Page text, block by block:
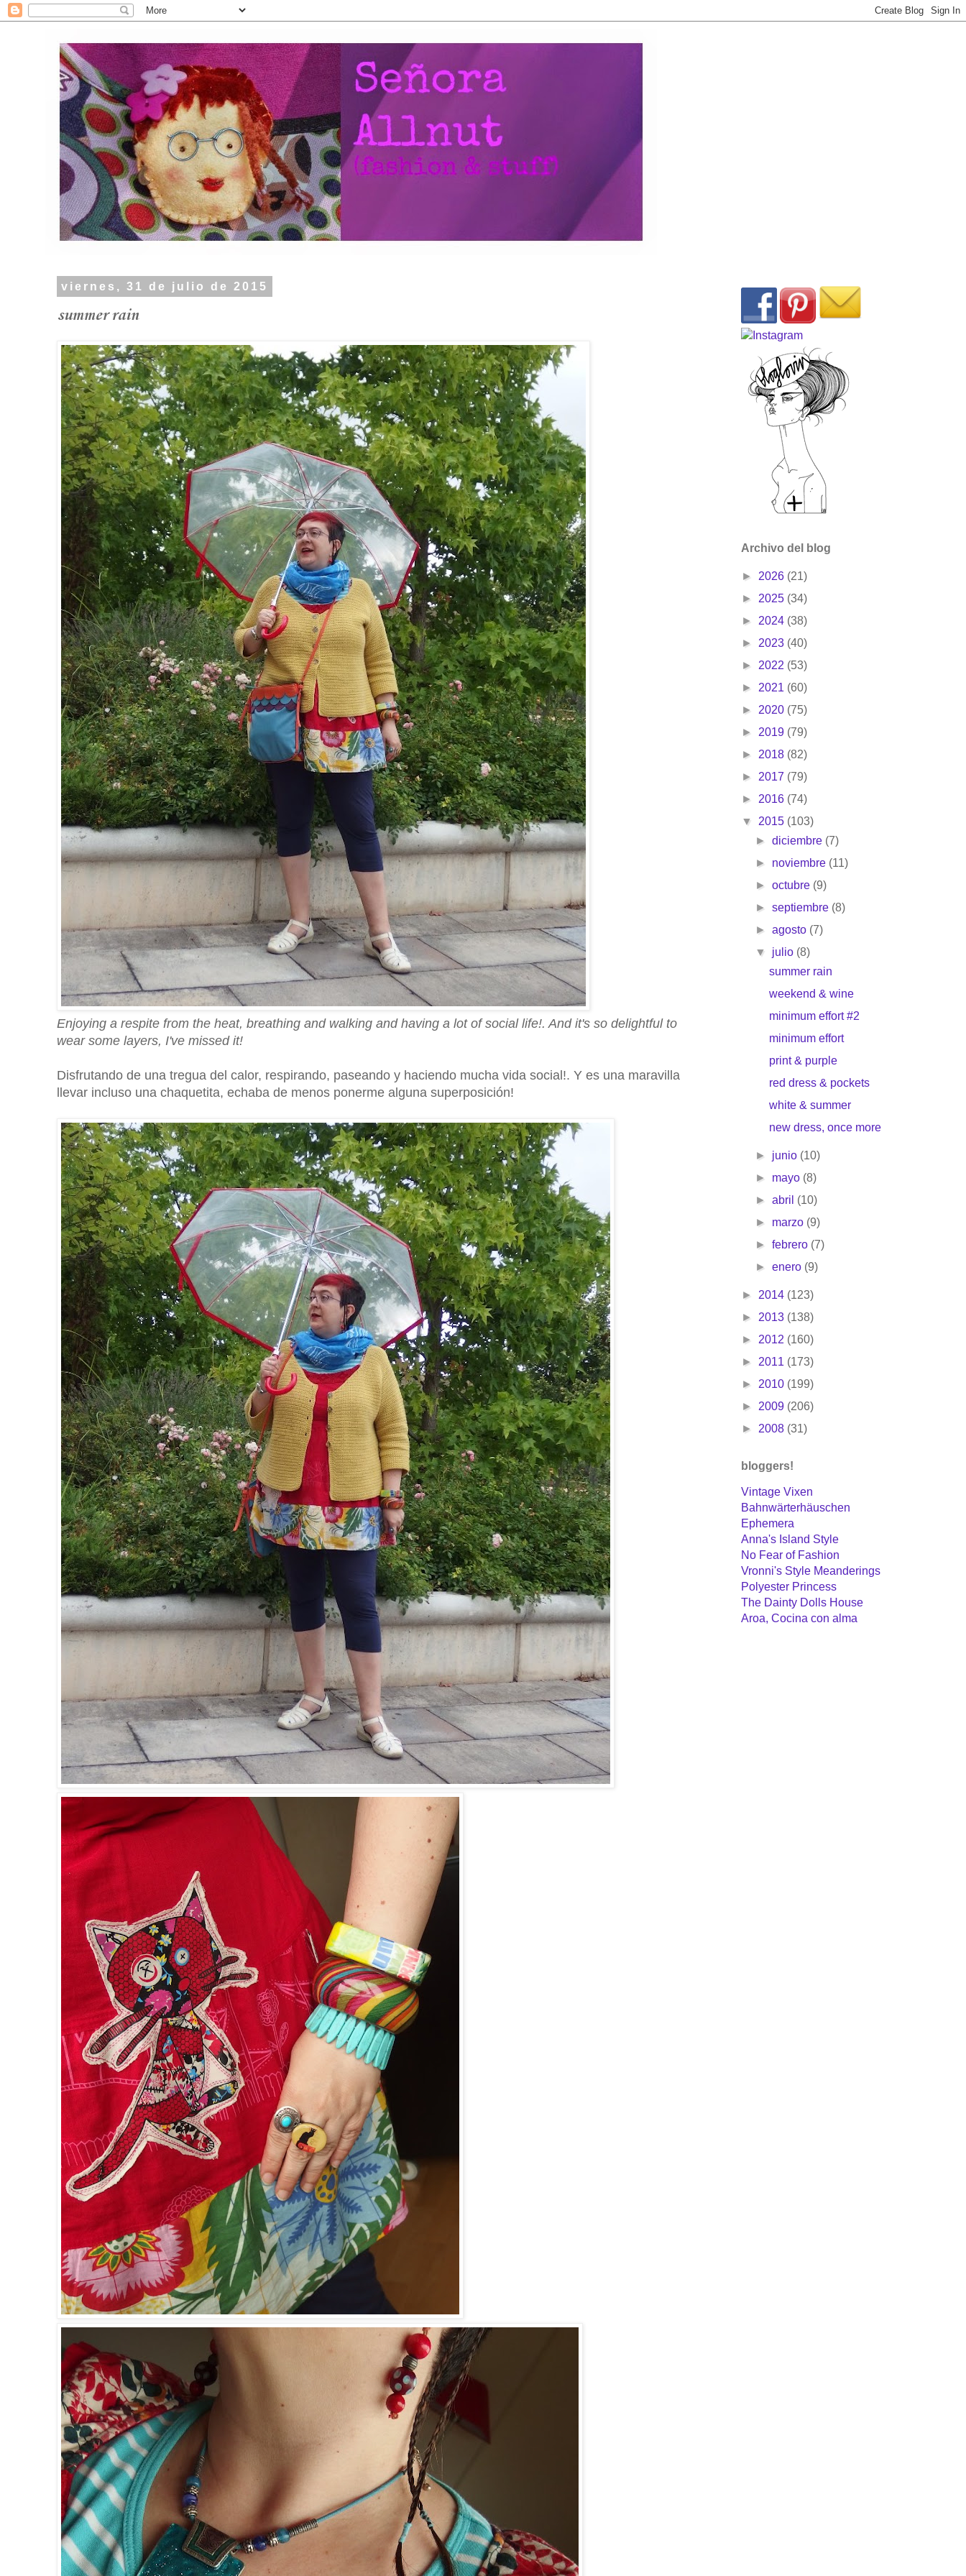
viernes, 31 de julio de 2015
summer rain
Enjoying a respite from the heat, breathing and walking and having a lot of social life!. And it's so delightful to
wear some layers, I've missed it!
Disfrutando de una tregua del calor, respirando, paseando y haciendo mucha vida social!. Y es una maravilla
llevar incluso una chaquetita, echaba de menos ponerme alguna superposición!
Archivo del blog
► 2026 (21)
► 2025 (34)
► 2024 (38)
► 2023 (40)
► 2022 (53)
► 2021 (60)
► 2020 (75)
► 2019 (79)
► 2018 (82)
► 2017 (79)
► 2016 (74)
▼ 2015 (103)
► diciembre (7)
► noviembre (11)
► octubre (9)
► septiembre (8)
► agosto (7)
▼ julio (8)
summer rain
weekend & wine
minimum effort #2
minimum effort
print & purple
red dress & pockets
white & summer
new dress, once more
► junio (10)
► mayo (8)
► abril (10)
► marzo (9)
► febrero (7)
► enero (9)
► 2014 (123)
► 2013 (138)
► 2012 (160)
► 2011 (173)
► 2010 (199)
► 2009 (206)
► 2008 (31)
bloggers!
Vintage Vixen
Bahnwärterhäuschen
Ephemera
Anna's Island Style
No Fear of Fashion
Vronni's Style Meanderings
Polyester Princess
The Dainty Dolls House
Aroa, Cocina con alma